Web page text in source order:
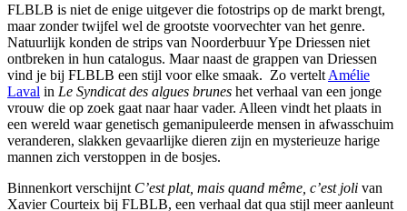
FLBLB is niet de enige uitgever die fotostrips op de markt brengt,
maar zonder twijfel wel de grootste voorvechter van het genre.
Natuurlijk konden de strips van Noorderbuur Ype Driessen niet
ontbreken in hun catalogus. Maar naast de grappen van Driessen
vind je bij FLBLB een stijl voor elke smaak. Zo vertelt Amélie
Laval in Le Syndicat des algues brunes het verhaal van een jonge
vrouw die op zoek gaat naar haar vader. Alleen vindt het plaats in
een wereld waar genetisch gemanipuleerde mensen in afwasschuim
veranderen, slakken gevaarlijke dieren zijn en mysterieuze harige
mannen zich verstoppen in de bosjes.
Binnenkort verschijnt C’est plat, mais quand même, c’est joli van
Xavier Courteix bij FLBLB, een verhaal dat qua stijl meer aanleunt